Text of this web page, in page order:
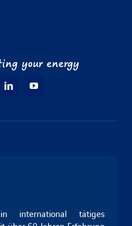
your energy
international tätiges